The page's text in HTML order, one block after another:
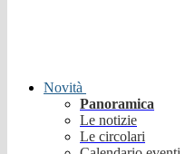
Novità
Panoramica
Le notizie
Le circolari